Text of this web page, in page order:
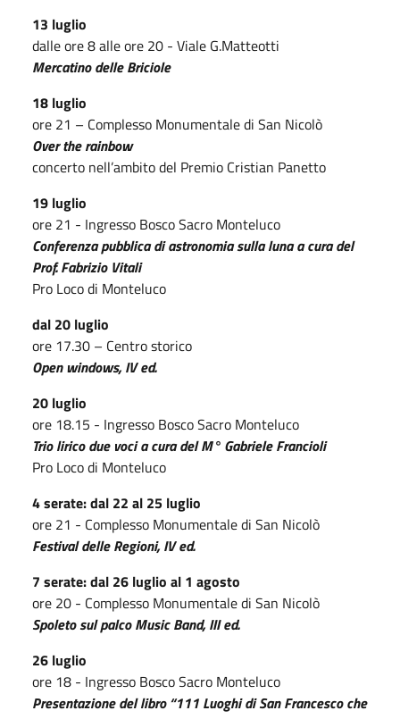
13 luglio
dalle ore 8 alle ore 20 - Viale G.Matteotti
Mercatino delle Briciole
18 luglio
ore 21 – Complesso Monumentale di San Nicolò
Over the rainbow
concerto nell’ambito del Premio Cristian Panetto
19 luglio
ore 21 - Ingresso Bosco Sacro Monteluco
Conferenza pubblica di astronomia sulla luna a cura del
Prof. Fabrizio Vitali
Pro Loco di Monteluco
dal 20 luglio
ore 17.30 – Centro storico
Open windows, IV ed.
20 luglio
ore 18.15 - Ingresso Bosco Sacro Monteluco
Trio lirico due voci a cura del M° Gabriele Francioli
Pro Loco di Monteluco
4 serate: dal 22 al 25 luglio
ore 21 - Complesso Monumentale di San Nicolò
Festival delle Regioni, IV ed.
7 serate: dal 26 luglio al 1 agosto
ore 20 - Complesso Monumentale di San Nicolò
Spoleto sul palco Music Band, III ed.
26 luglio
ore 18 - Ingresso Bosco Sacro Monteluco
Presentazione del libro “111 Luoghi di San Francesco che